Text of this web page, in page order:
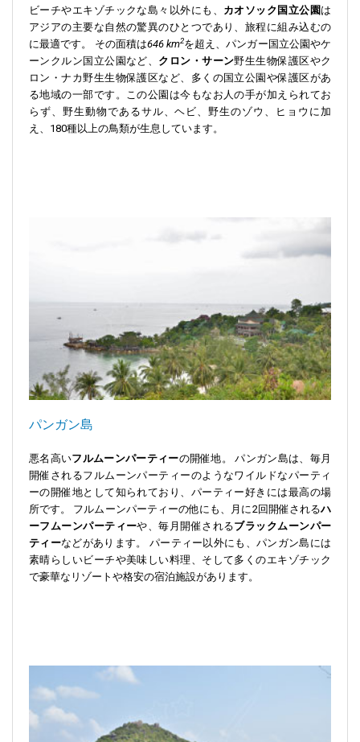
ビーチやエキゾチックな島々以外にも、 カオソック国立公園 は
アジアの主要な自然の驚異のひとつであり、旅程に組み込むの
に最適です。 その面積は646 km2を超え、パンガー国立公園やケ
ーンクルン国立公園など、 クロン・サーン野生生物保護区やク
ロン・ナカ野生生物保護区など、多くの国立公園や保護区があ
る地域の一部です。この公園は今もなお人の手が加えられてお
らず、野生動物であるサル、ヘビ、野生のゾウ、ヒョウに加
え、180種以上の鳥類が生息しています。
パンガン島
悪名高いフルムーンパーティーの開催地。 パンガン島は、毎月
開催されるフルムーンパーティーのようなワイルドなパーティ
ーの開催地として知られており、パーティー好きには最高の場
所です。 フルムーンパーティーの他にも、月に2回開催されるハ
ーフムーンパーティーや、毎月開催されるブラックムーンパー
ティーなどがあります。 パーティー以外にも、パンガン島には
素晴らしいビーチや美味しい料理、そして多くのエキゾチック
で豪華なリゾートや格安の宿泊施設があります。